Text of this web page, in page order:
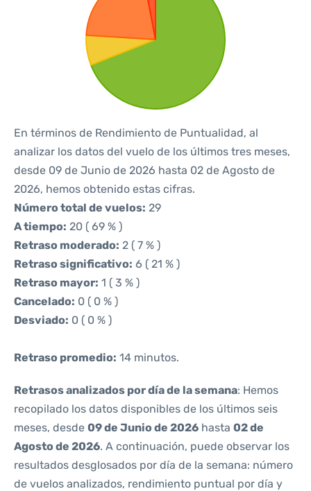
En términos de Rendimiento de Puntualidad, al
analizar los datos del vuelo de los últimos tres meses,
desde 09 de Junio de 2026 hasta 02 de Agosto de
2026, hemos obtenido estas cifras.
Número total de vuelos: 29
A tiempo: 20 ( 69 % )
Retraso moderado: 2 ( 7 % )
Retraso significativo: 6 ( 21 % )
Retraso mayor: 1 ( 3 % )
Cancelado: 0 ( 0 % )
Desviado: 0 ( 0 % )
Retraso promedio: 14 minutos.
Retrasos analizados por día de la semana: Hemos
recopilado los datos disponibles de los últimos seis
meses, desde 09 de Junio de 2026 hasta 02 de
Agosto de 2026. A continuación, puede observar los
resultados desglosados por día de la semana: número
de vuelos analizados, rendimiento puntual por día y